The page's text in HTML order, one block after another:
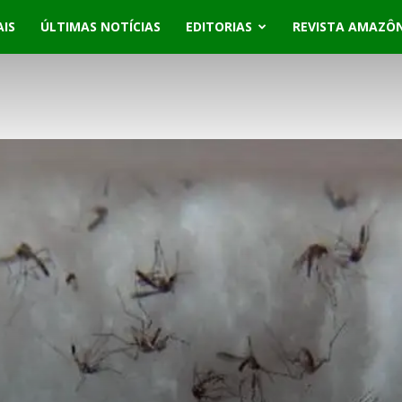
ÚLTIMAS NOTÍCIAS EDITORIAS REVISTA